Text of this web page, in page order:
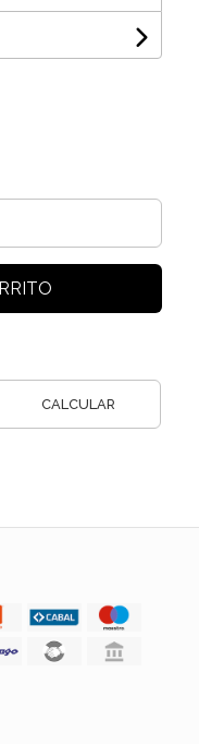
CALCULAR